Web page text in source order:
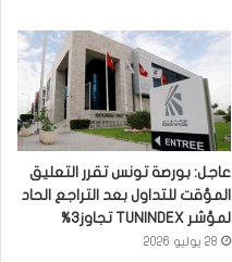
عاجل: بورصة تونس تقرر التعليق
المؤقت للتداول بعد التراجع الحاد
لمؤشر TUNINDEX تجاوز3%
28 يوليو 2026